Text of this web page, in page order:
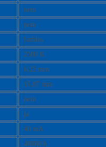
nein
nein
farblos
2500 K
6,22 mm
15,87 mm
nein
ja
40 mA
40000 h